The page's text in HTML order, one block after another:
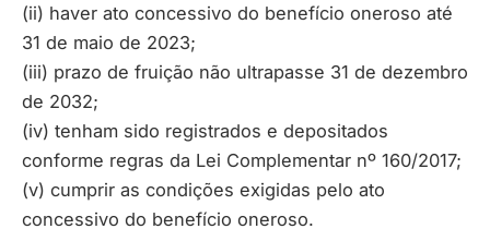
(ii) haver ato concessivo do benefício oneroso até
31 de maio de 2023;
(iii) prazo de fruição não ultrapasse 31 de dezembro
de 2032;
(iv) tenham sido registrados e depositados
conforme regras da Lei Complementar nº 160/2017;
(v) cumprir as condições exigidas pelo ato
concessivo do benefício oneroso.